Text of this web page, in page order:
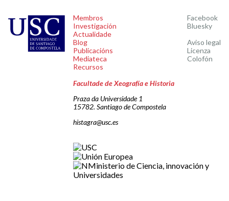
Membros
Investigación
Actualidade
Blog
Publicacións
Mediateca
Recursos
Facebook
Bluesky
Aviso legal
Licenza
Colofón
Facultade de Xeografía e Historia
Praza da Universidade 1
15782. Santiago de Compostela
histagra@usc.es